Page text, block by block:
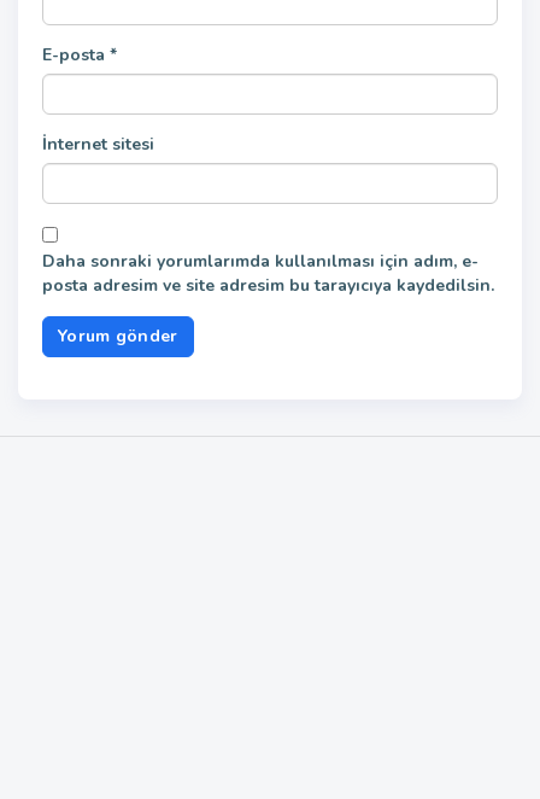
E-posta *
İnternet sitesi
Daha sonraki yorumlarımda kullanılması için adım, e-
posta adresim ve site adresim bu tarayıcıya kaydedilsin.